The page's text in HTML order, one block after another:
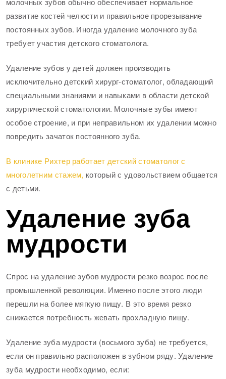
развитие костей челюсти и правильное прорезывание
постоянных зубов. Иногда удаление молочного зуба
требует участия детского стоматолога.
Удаление зубов у детей должен производить
исключительно детский хирург-стоматолог, обладающий
специальными знаниями и навыками в области детской
хирургической стоматологии. Молочные зубы имеют
особое строение, и при неправильном их удалении можно
повредить зачаток постоянного зуба.
В клинике Рихтер работает детский стоматолог с
многолетним стажем, который с удовольствием общается
с детьми.
Удаление зуба
мудрости
Спрос на удаление зубов мудрости резко возрос после
промышленной революции. Именно после этого люди
перешли на более мягкую пищу. В это время резко
снижается потребность жевать прохладную пищу.
Удаление зуба мудрости (восьмого зуба) не требуется,
если он правильно расположен в зубном ряду. Удаление
зуба мудрости необходимо, если: